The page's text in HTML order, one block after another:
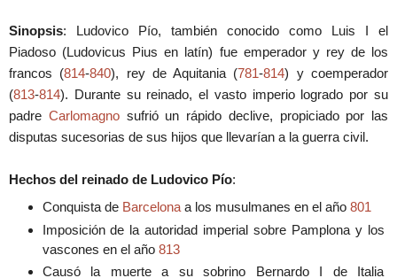
Sinopsis: Ludovico Pío, también conocido como Luis I el
Piadoso (Ludovicus Pius en latín) fue emperador y rey de los
francos (814-840), rey de Aquitania (781-814) y coemperador
(813-814). Durante su reinado, el vasto imperio logrado por su
padre Carlomagnosufrió un rápido declive, propiciado por las
disputas sucesorias de sus hijos que llevarían a la guerra civil.
Hechos del reinado de Ludovico Pío:
Conquista de Barcelonaa los musulmanes en el año 801
Imposición de la autoridad imperial sobre Pamplona y los
vascones en el año 813
Causó la muerte a su sobrino Bernardo I de Italia